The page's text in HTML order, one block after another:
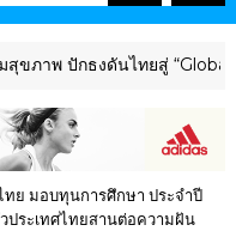
ดันไทยสู่ “Global Wellness
ทย มอบทุนการศึกษา ประจำปี
ประเทศไทยสานต่อความฝัน